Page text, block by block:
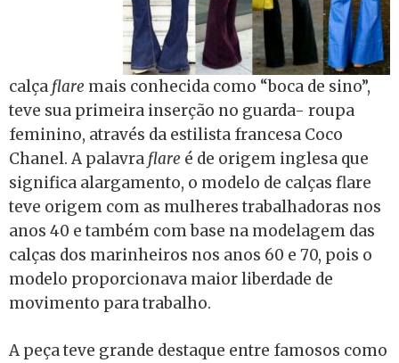
calça flare mais conhecida como “boca de sino”,
teve sua primeira inserção no guarda- roupa
feminino, através da estilista francesa Coco
Chanel. A palavra flare é de origem inglesa que
significa alargamento, o modelo de calças flare
teve origem com as mulheres trabalhadoras nos
anos 40 e também com base na modelagem das
calças dos marinheiros nos anos 60 e 70, pois o
modelo proporcionava maior liberdade de
movimento para trabalho.
A peça teve grande destaque entre famosos como